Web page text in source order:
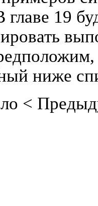
главе 19
ниже
<